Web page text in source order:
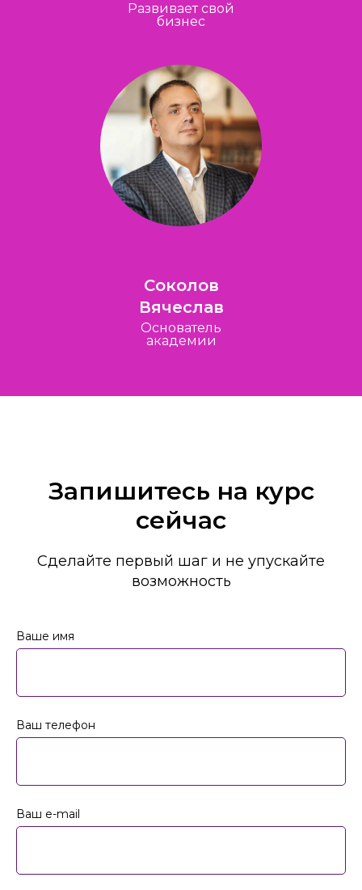
Развивает свой
бизнес
Соколов
Вячеслав
Основатель
академии
Запишитесь на курс
сейчас
Сделайте первый шаг и не упускайте
возможность
Ваше имя
Ваш телефон
Ваш e-mail